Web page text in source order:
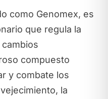
como Genomex, es
que regula la
compuesto
y combate los
la